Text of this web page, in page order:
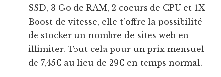
SSD, 3 Go de RAM, 2 coeurs de CPU et 1X
Boost de vitesse, elle t’offre la possibilité
de stocker un nombre de sites web en
illimiter. Tout cela pour un prix mensuel
de 7,45€ au lieu de 29€ en temps normal.